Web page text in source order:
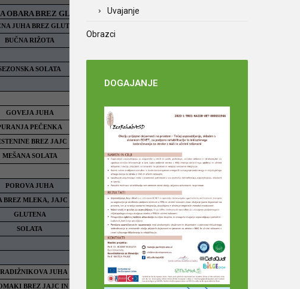
Uvajanje
Obrazci
DOGAJANJE